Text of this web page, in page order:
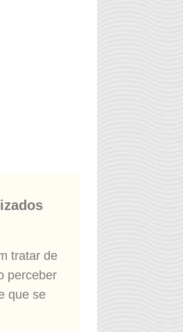
tratar de
perceber
que se